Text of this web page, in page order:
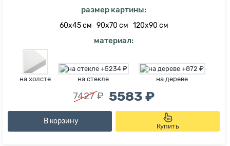
размер картины:
60х45 см 90х70 см 120х90 см
материал:
на холсте на стекле на дереве
7427 ₽ 5583 ₽
В корзину
Купить